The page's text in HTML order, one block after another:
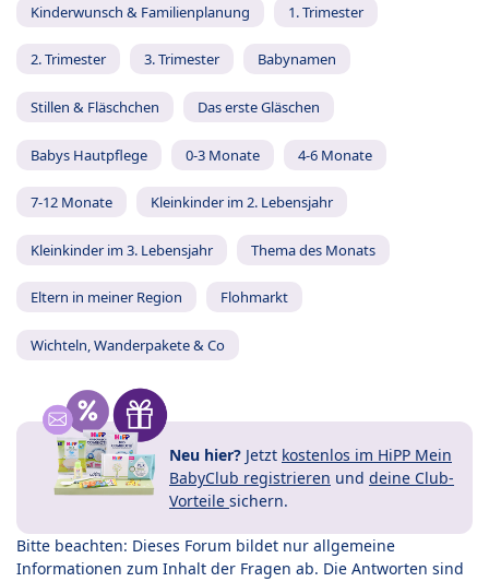
Kinderwunsch & Familienplanung 1. Trimester
2. Trimester 3. Trimester Babynamen
Stillen & Fläschchen Das erste Gläschen
Babys Hautpflege 0-3 Monate 4-6 Monate
7-12 Monate Kleinkinder im 2. Lebensjahr
Kleinkinder im 3. Lebensjahr Thema des Monats
Eltern in meiner Region Flohmarkt
Wichteln, Wanderpakete & Co
Neu hier? Jetzt kostenlos im HiPP Mein
BabyClub registrieren und deine Club-
Vorteile sichern.
Bitte beachten: Dieses Forum bildet nur allgemeine
Informationen zum Inhalt der Fragen ab. Die Antworten sind